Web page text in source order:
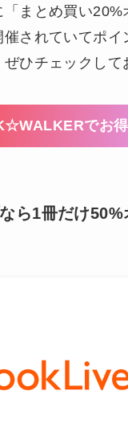
「まとめ買い20%
されていてポイ
ひチェックして
でお
ら1冊だけ